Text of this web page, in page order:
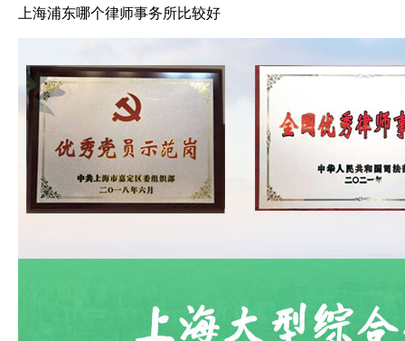
上海浦东哪个律师事务所比较好